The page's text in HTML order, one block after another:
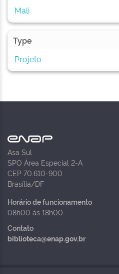
Mali
Type
Projeto
Asa Sul
SPO Área Especial 2-A
CEP 70.610-900
Brasília/DF
Horário de funcionamento
08h00 às 18h00
Contato
biblioteca@enap.gov.br